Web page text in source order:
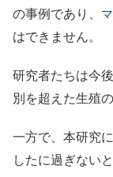
の事例であり、
はできません。
研究者たちは今
別を超えた生殖
一方で、本研究
したに過ぎない